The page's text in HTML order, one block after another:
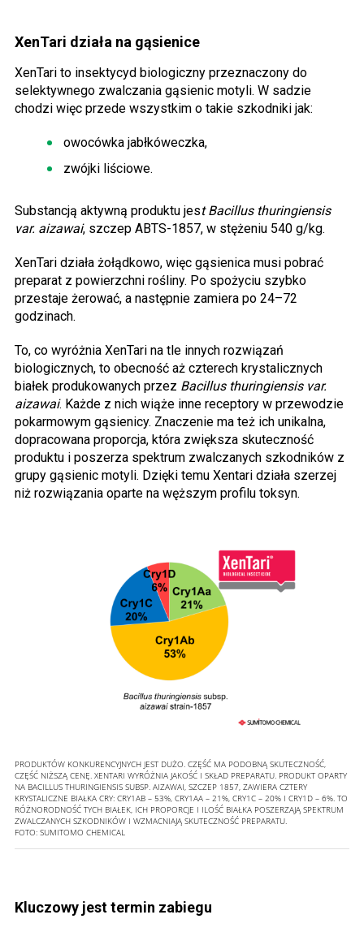
XenTari działa na gąsienice
XenTari to insektycyd biologiczny przeznaczony do
selektywnego zwalczania gąsienic motyli. W sadzie
chodzi więc przede wszystkim o takie szkodniki jak:
owocówka jabłkóweczka,
zwójki liściowe.
Substancją aktywną produktu jest Bacillus thuringiensis
var. aizawai, szczep ABTS-1857, w stężeniu 540 g/kg.
XenTari działa żołądkowo, więc gąsienica musi pobrać
preparat z powierzchni rośliny. Po spożyciu szybko
przestaje żerować, a następnie zamiera po 24–72
godzinach.
To, co wyróżnia XenTari na tle innych rozwiązań
biologicznych, to obecność aż czterech krystalicznych
białek produkowanych przez Bacillus thuringiensis var.
aizawai. Każde z nich wiąże inne receptory w przewodzie
pokarmowym gąsienicy. Znaczenie ma też ich unikalna,
dopracowana proporcja, która zwiększa skuteczność
produktu i poszerza spektrum zwalczanych szkodników z
grupy gąsienic motyli. Dzięki temu Xentari działa szerzej
niż rozwiązania oparte na węższym profilu toksyn.
PRODUKTÓW KONKURENCYJNYCH JEST DUŻO. CZĘŚĆ MA PODOBNĄ SKUTECZNOŚĆ,
CZĘŚĆ NIŻSZĄ CENĘ. XENTARI WYRÓŻNIA JAKOŚĆ I SKŁAD PREPARATU. PRODUKT OPARTY
NA BACILLUS THURINGIENSIS SUBSP. AIZAWAI, SZCZEP 1857, ZAWIERA CZTERY
KRYSTALICZNE BIAŁKA CRY: CRY1AB – 53%, CRY1AA – 21%, CRY1C – 20% I CRY1D – 6%. TO
RÓŻNORODNOŚĆ TYCH BIAŁEK, ICH PROPORCJE I ILOŚĆ BIAŁKA POSZERZAJĄ SPEKTRUM
ZWALCZANYCH SZKODNIKÓW I WZMACNIAJĄ SKUTECZNOŚĆ PREPARATU.
FOTO: SUMITOMO CHEMICAL
Kluczowy jest termin zabiegu